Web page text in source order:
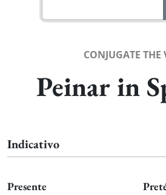
CONJUGATE THE
Peinar in
Indicativo
Presente